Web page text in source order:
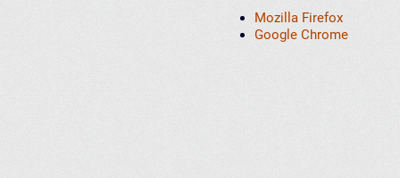
Mozilla Firefox
Google Chrome